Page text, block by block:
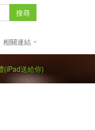
搜尋
相關連結
(iPad送給你)